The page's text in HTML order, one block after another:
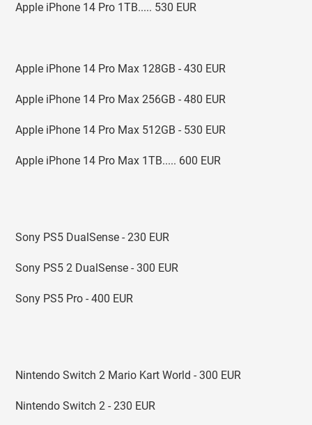
Apple iPhone 14 Pro 1TB..... 530 EUR
Apple iPhone 14 Pro Max 128GB - 430 EUR
Apple iPhone 14 Pro Max 256GB - 480 EUR
Apple iPhone 14 Pro Max 512GB - 530 EUR
Apple iPhone 14 Pro Max 1TB..... 600 EUR
Sony PS5 DualSense - 230 EUR
Sony PS5 2 DualSense - 300 EUR
Sony PS5 Pro - 400 EUR
Nintendo Switch 2 Mario Kart World - 300 EUR
Nintendo Switch 2 - 230 EUR